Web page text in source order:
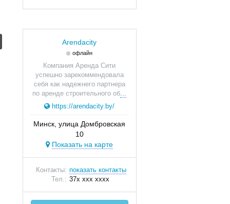
Arendacity
офлайн
Компания Аренда Сити
успешно зарекоммендовала
себя как надежнего партнера
по аренде строительного об...
https://arendacity.by/
Минск, улица Домбровская
10
Показать на карте
Контакты: показать контакты
Тел.: 37x xxx xxxx